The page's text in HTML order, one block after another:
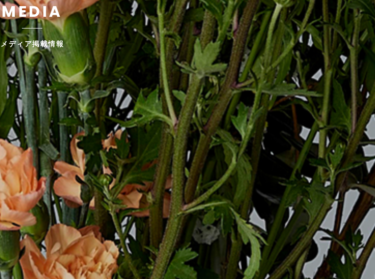
MEDIA
メディア掲載情報